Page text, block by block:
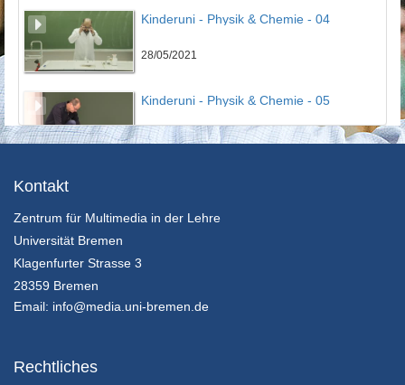
Kinderuni - Physik & Chemie - 04
28/05/2021
Kinderuni - Physik & Chemie - 05
28/05/2021
28/05/2021
Kontakt
Zentrum für Multimedia in der Lehre
Universität Bremen
Klagenfurter Strasse 3
28359 Bremen
Email: info@media.uni-bremen.de
Rechtliches